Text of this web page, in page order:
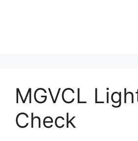
MGVCL
Check